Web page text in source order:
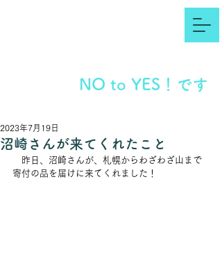
NO to YES！です
沼崎さんが来てくれたこと
2023年7月19日
昨日、沼崎さんが、札幌からわざわざ山まで
寄付の品を届けに来てくれました！